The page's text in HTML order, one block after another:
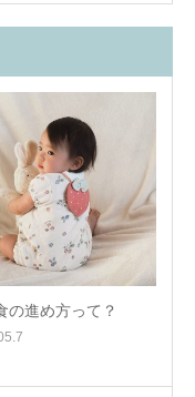
の進め方って？